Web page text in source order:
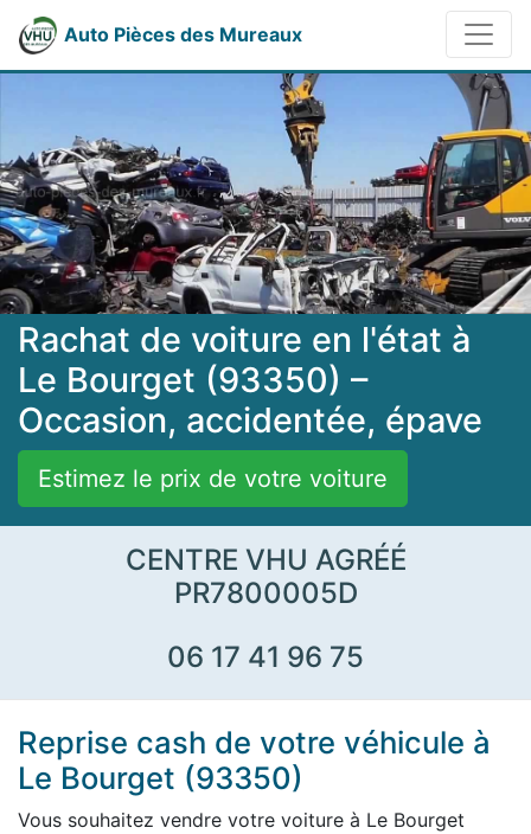
Auto Pièces des Mureaux
Rachat de voiture en l'état à
Le Bourget (93350) –
Occasion, accidentée, épave
Estimez le prix de votre voiture
CENTRE VHU AGRÉÉ
PR7800005D
06 17 41 96 75
Reprise cash de votre véhicule à
Le Bourget (93350)
Vous souhaitez vendre votre voiture à Le Bourget